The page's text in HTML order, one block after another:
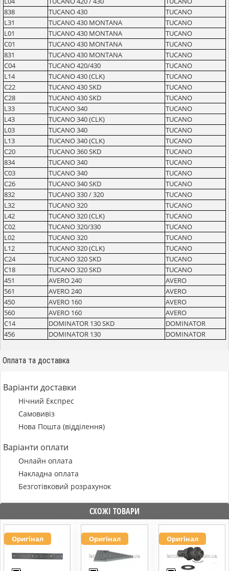
838
TUCANO 430
TUCANO
L31
TUCANO 430 MONTANA
TUCANO
L01
TUCANO 430 MONTANA
TUCANO
C01
TUCANO 430 MONTANA
TUCANO
831
TUCANO 430 MONTANA
TUCANO
C04
TUCANO 420/430
TUCANO
L14
TUCANO 430 (CLK)
TUCANO
C22
TUCANO 430 SKD
TUCANO
C28
TUCANO 430 SKD
TUCANO
L33
TUCANO 340
TUCANO
L43
TUCANO 340 (CLK)
TUCANO
L03
TUCANO 340
TUCANO
L13
TUCANO 340 (CLK)
TUCANO
C20
TUCANO 360 SKD
TUCANO
834
TUCANO 340
TUCANO
C03
TUCANO 340
TUCANO
C26
TUCANO 340 SKD
TUCANO
832
TUCANO 330 / 320
TUCANO
L32
TUCANO 320
TUCANO
L42
TUCANO 320 (CLK)
TUCANO
C02
TUCANO 320/330
TUCANO
L02
TUCANO 320
TUCANO
L12
TUCANO 320 (CLK)
TUCANO
C24
TUCANO 320 SKD
TUCANO
C18
TUCANO 320 SKD
TUCANO
451
AVERO 240
AVERO
561
AVERO 240
AVERO
450
AVERO 160
AVERO
560
AVERO 160
AVERO
C14
DOMINATOR 130 SKD
DOMINATOR
456
DOMINATOR 130 DOMINATOR
Оплата та доставка
Варіанти доставки
Нічний Експрес
Самовивіз
Нова Пошта (відділення)
Варіанти оплати
Онлайн оплата
Накладна оплата
Безготівковий розрахунок
СХОЖІ ТОВАРИ
Оригінал Оригінал Оригінал